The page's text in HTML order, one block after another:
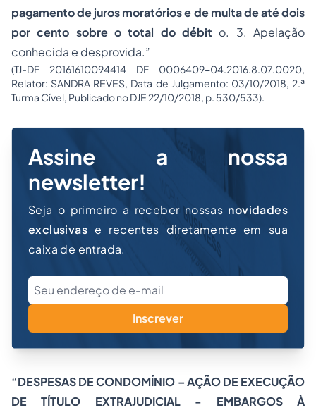
pagamento de juros moratórios e de multa de até dois
por cento sobre o total do débit o. 3. Apelação
conhecida e desprovida.”
(TJ-DF 20161610094414 DF 0006409-04.2016.8.07.0020,
Relator: SANDRA REVES, Data de Julgamento: 03/10/2018, 2.ª
Turma Cível, Publicado no DJE 22/10/2018, p. 530/533).
Assine a nossa
newsletter!
Seja o primeiro a receber nossas novidades
exclusivas e recentes diretamente em sua
caixa de entrada.
Inscrever
“DESPESAS DE CONDOMÍNIO – AÇÃO DE EXECUÇÃO
DE TÍTULO EXTRAJUDICIAL - EMBARGOS À